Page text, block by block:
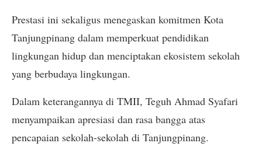
Prestasi ini sekaligus menegaskan komitmen Kota
Tanjungpinang dalam memperkuat pendidikan
lingkungan hidup dan menciptakan ekosistem sekolah
yang berbudaya lingkungan.
Dalam keterangannya di TMII, Teguh Ahmad Syafari
menyampaikan apresiasi dan rasa bangga atas
pencapaian sekolah-sekolah di Tanjungpinang.